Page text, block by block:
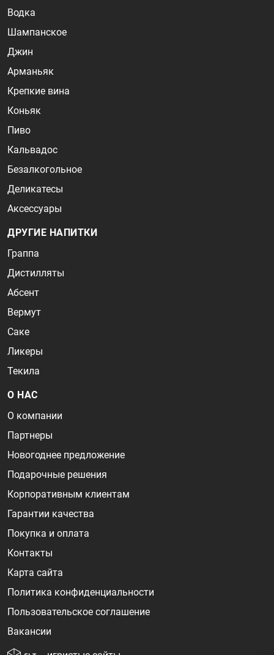
Водка
Шампанское
Джин
Арманьяк
Крепкие вина
Коньяк
Пиво
Кальвадос
Безалкогольное
Деликатесы
Аксессуары
ДРУГИЕ НАПИТКИ
Граппа
Дистилляты
Абсент
Вермут
Саке
Ликеры
Текила
О НАС
О компании
Партнеры
Новогоднее предложение
Подарочные решения
Корпоративным клиентам
Гарантии качества
Покупка и оплата
Контакты
Карта сайта
Политика конфиденциальности
Пользовательское соглашение
Вакансии